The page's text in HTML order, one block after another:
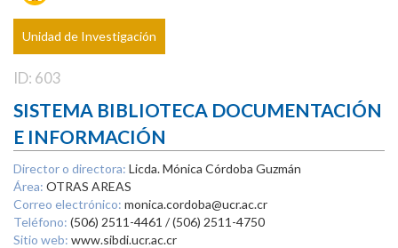
Unidad de Investigación
ID: 603
SISTEMA BIBLIOTECA DOCUMENTACIÓN
E INFORMACIÓN
Director o directora: Licda. Mónica Córdoba Guzmán
Área: OTRAS AREAS
Correo electrónico: monica.cordoba@ucr.ac.cr
Teléfono: (506) 2511-4461 / (506) 2511-4750
Sitio web: www.sibdi.ucr.ac.cr